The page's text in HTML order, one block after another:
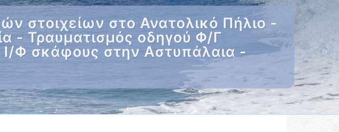
στοιχείων στο Ανατολικό Πήλιο -
- Τραυματισμός οδηγού Φ/Γ
Ι/Φ σκάφους στην Αστυπάλαια -